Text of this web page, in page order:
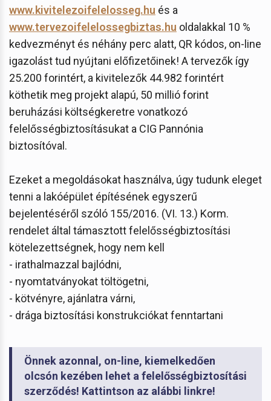
www.kivitelezoifelelosseg.hu és a
www.tervezoifelelossegbiztas.hu oldalakkal 10 %
kedvezményt és néhány perc alatt, QR kódos, on-line
igazolást tud nyújtani előfizetőinek! A tervezők így
25.200 forintért, a kivitelezők 44.982 forintért
köthetik meg projekt alapú, 50 millió forint
beruházási költségkeretre vonatkozó
felelősségbiztosításukat a CIG Pannónia
biztosítóval.
Ezeket a megoldásokat használva, úgy tudunk eleget
tenni a lakóépület építésének egyszerű
bejelentéséről szóló 155/2016. (VI. 13.) Korm.
rendelet által támasztott felelősségbiztosítási
kötelezettségnek, hogy nem kell
- irathalmazzal bajlódni,
- nyomtatványokat töltögetni,
- kötvényre, ajánlatra várni,
- drága biztosítási konstrukciókat fenntartani
Önnek azonnal, on-line, kiemelkedően
olcsón kezében lehet a felelősségbiztosítási
szerződés! Kattintson az alábbi linkre!